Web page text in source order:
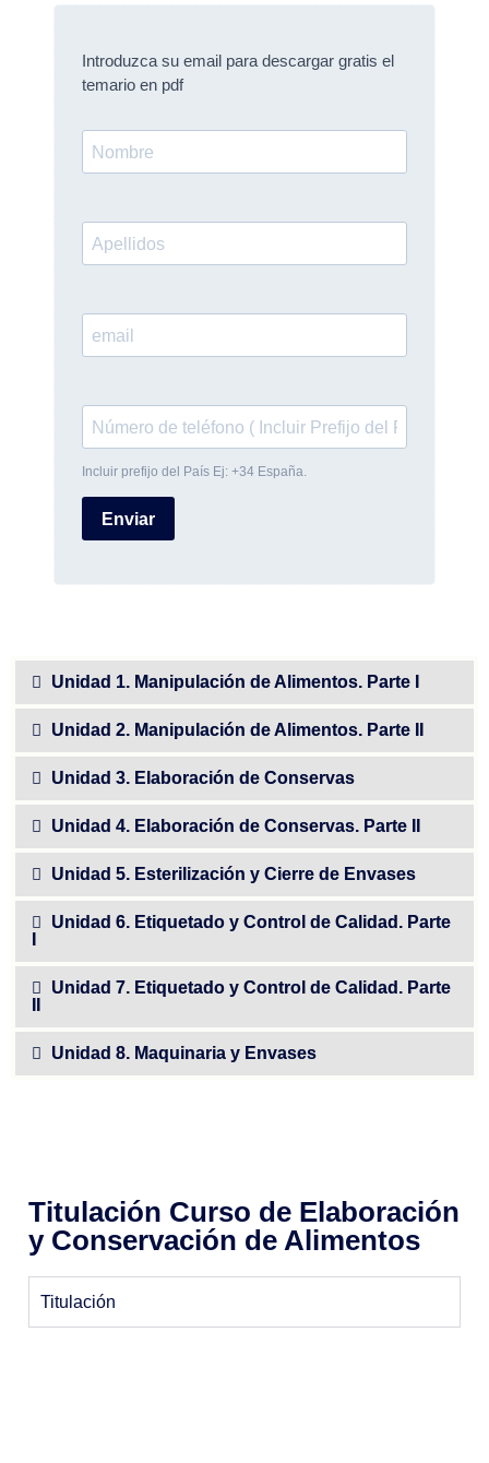
Unidad 1. Manipulación de Alimentos. Parte I
Unidad 2. Manipulación de Alimentos. Parte II
Unidad 3. Elaboración de Conservas
Unidad 4. Elaboración de Conservas. Parte II
Unidad 5. Esterilización y Cierre de Envases
Unidad 6. Etiquetado y Control de Calidad. Parte
Unidad 7. Etiquetado y Control de Calidad. Parte
Unidad 8. Maquinaria y Envases
Titulación Curso de Elaboración
y Conservación de Alimentos
Titulación